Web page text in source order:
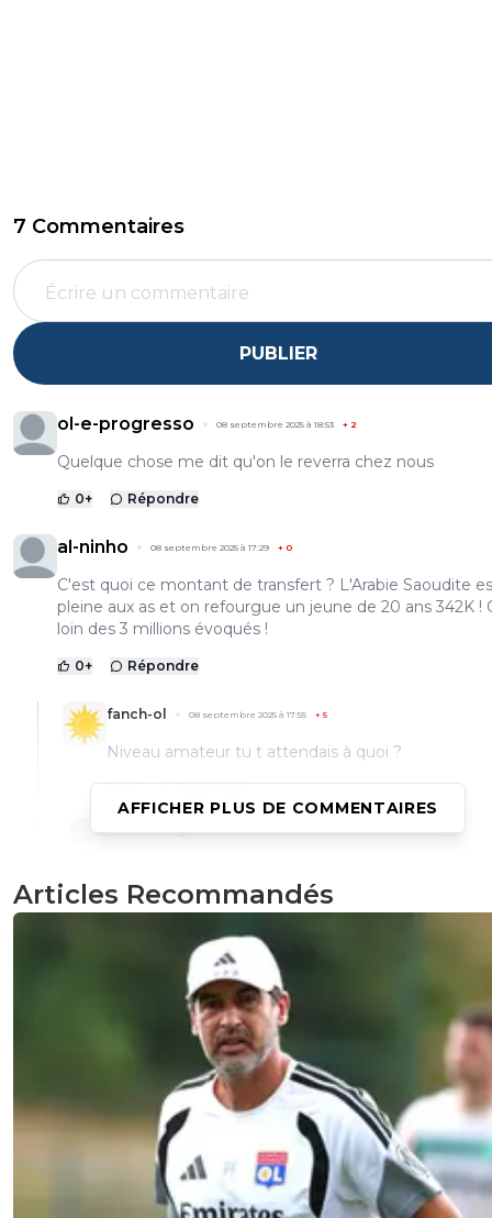
7 Commentaires
PUBLIER
ol-e-progresso 08 septembre 2025 à 18:53 + 2
Quelque chose me dit qu'on le reverra chez nous
0+ Répondre
al-ninho 08 septembre 2025 à 17:29 + 0
C'est quoi ce montant de transfert ? L'Arabie Saoudite
pleine aux as et on refourgue un jeune de 20 ans 342K !
loin des 3 millions évoqués !
0+ Répondre
fanch-ol 08 septembre 2025 à 17:55 +5
Niveau amateur tu t attendais à quoi ?
0+ Répondre
toto-cutugno
de contrat dans 1 an et qui ne voulait
prolonger, tu t'attendais à quoi exactement ?
Répondre
ragnar-lothbrok-stop-textor
Répondre
la-prince 08 septembre 2025 à 17:28
c'est très bas, surtout que les Saoudiens vendent mal...
Répondre
AFFICHER PLUS DE COMMENTAIRES
Articles Recommandés